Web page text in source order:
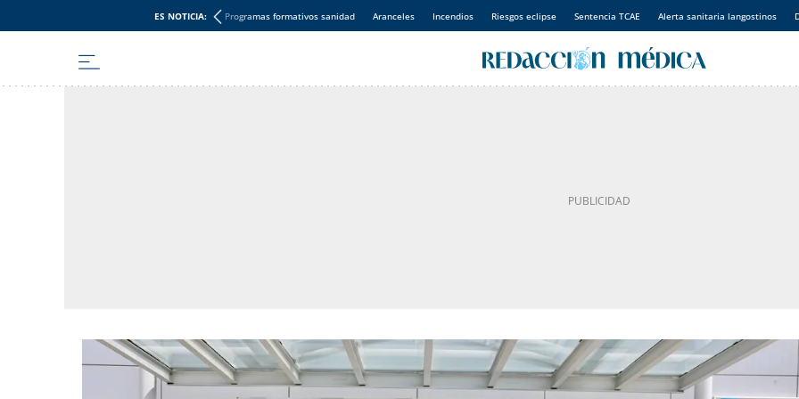
ES NOTICIA: Programas formativos sanidad Aranceles Incendios Riesgos eclipse Sentencia TCAE Alerta sanitaria langostinos